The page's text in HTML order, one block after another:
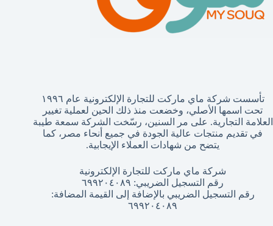
تأسست شركة ماي ماركت للتجارة الإلكترونية عام ١٩٩٦
تحت اسمها الأصلي، وخضعت منذ ذلك الحين لعملية تغيير
العلامة التجارية. على مر السنين، رسّخت الشركة سمعة طيبة
في تقديم منتجات عالية الجودة في جميع أنحاء مصر، كما
يتضح من شهادات العملاء الإيجابية.
شركة ماي ماركت للتجارة الإلكترونية
رقم التسجيل الضريبي: ٦٩٩٢٠٤٠٨٩
رقم التسجيل الضريبي بالإضافة إلى القيمة المضافة:
٦٩٩٢٠٤٠٨٩